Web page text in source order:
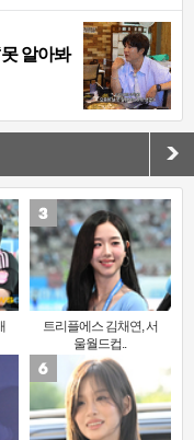
알아봐
트리플에스 김채연, 서
울월드컵..